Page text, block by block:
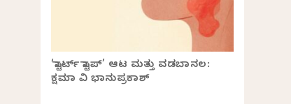
‘ಸ್ಟಾರ್ಟ್ ಸ್ಟಾಪ್’ ಆಟ ಮತ್ತು ವಡಬಾನಲ:
ಕ್ಷಮಾ ವಿ ಭಾನುಪ್ರಕಾಶ್